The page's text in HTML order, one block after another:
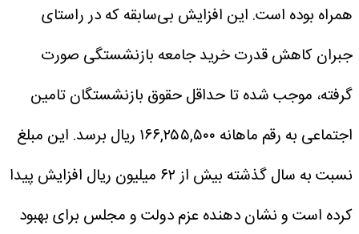
همراه بوده است. این افزایش بی‌سابقه که در راستای
جبران کاهش قدرت خرید جامعه بازنشستگی صورت
گرفته، موجب شده تا حداقل حقوق بازنشستگان تامین
اجتماعی به رقم ماهانه ۱۶۶,۲۵۵,۵۰۰ ریال برسد. این مبلغ
نسبت به سال گذشته بیش از ۶۲ میلیون ریال افزایش پیدا
کرده است و نشان دهنده عزم دولت و مجلس برای بهبود